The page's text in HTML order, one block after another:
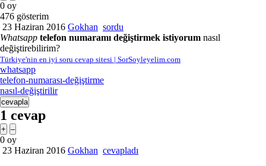
0 oy
476 gösterim
23 Haziran 2016 Gokhan sordu
Whatsapp telefon numaramı değiştirmek istiyorum nasıl
değiştirebilirim?
Türkiye'nin en iyi soru cevap sitesi | SorSoyleyelim.com
whatsapp
telefon-numarası-değiştirme
nasıl-değiştirilir
1 cevap
0 oy
23 Haziran 2016 Gokhan cevapladı